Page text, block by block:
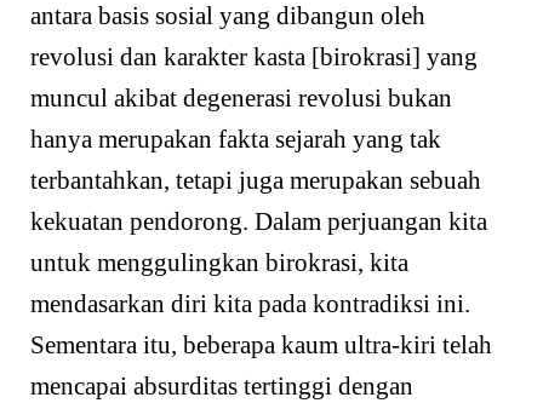
antara basis sosial yang dibangun oleh
revolusi dan karakter kasta [birokrasi] yang
muncul akibat degenerasi revolusi bukan
hanya merupakan fakta sejarah yang tak
terbantahkan, tetapi juga merupakan sebuah
kekuatan pendorong. Dalam perjuangan kita
untuk menggulingkan birokrasi, kita
mendasarkan diri kita pada kontradiksi ini.
Sementara itu, beberapa kaum ultra-kiri telah
mencapai absurditas tertinggi dengan